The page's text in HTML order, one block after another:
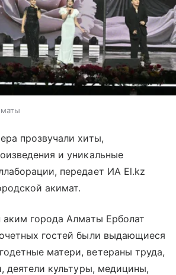
прозвучали хиты,
и уникальные
передает ИА El.kz
акимат.
аким города Алматы Ерболат
гостей были выдающиеся
матери, ветераны труда,
деятели культуры, медицины,